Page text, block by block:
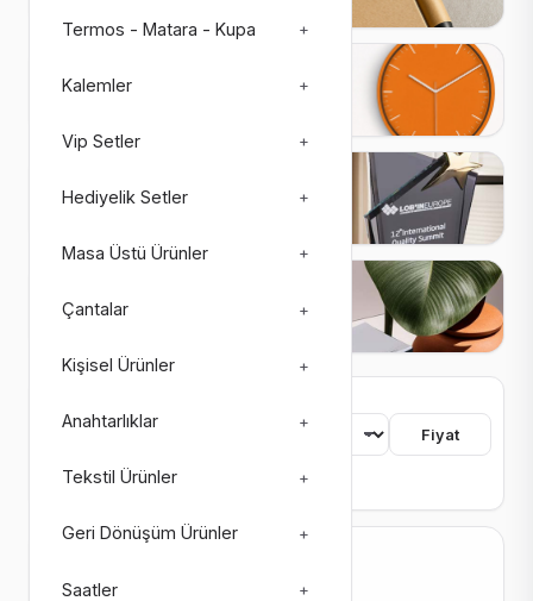
73 ürün
Termos - Matara - Kupa +
Kalemler +
Vip Setler +
Hediyelik Setler +
Masa Üstü Ürünler +
Çantalar +
Kişisel Ürünler +
Anahtarlıklar +
Tekstil Ürünler +
Geri Dönüşüm Ürünler +
Saatler +
Fiyat
Renk